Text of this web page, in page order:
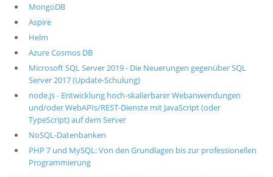
MongoDB
Aspire
Helm
Azure Cosmos DB
Microsoft SQL Server 2019 - Die Neuerungen gegenüber SQL
Server 2017 (Update-Schulung)
node.js - Entwicklung hoch-skalierbarer Webanwendungen
und/oder WebAPIs/REST-Dienste mit JavaScript (oder
TypeScript) auf dem Server
NoSQL-Datenbanken
PHP 7 und MySQL: Von den Grundlagen bis zur professionellen
Programmierung